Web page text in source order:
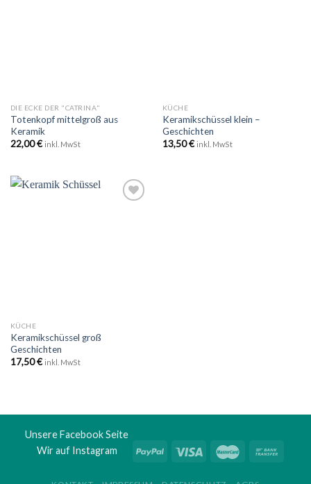
DIE ECKE DER "CATRINA"
Totenkopf mittelgroß aus
Keramik
22,00€ inkl. MwSt
KÜCHE
Keramikschüssel klein –
Geschichten
13,50€ inkl. MwSt
KÜCHE
Keramikschüssel groß
Geschichten
17,50€ inkl. MwSt
Unsere Facebook Seite
Wir auf Instagram